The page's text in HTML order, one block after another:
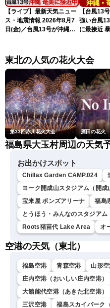
【ライブ】最新天気ニュー
ス・地震情報 2026年8月7
日(金)／台風13号が沖縄・
ュースLiVEコーヒータイ
ム・江川清音／有賀哲夫〉
【台風13
強い台風
に最接近
東北の人気の花火大会
第33回赤川花火大会 酒田の花火
福島県大玉村周辺の天気
お出かけスポット
Chillax Garden CAMP.024
ヨーク開成山スタジアム（開成
宝来屋 ボンズアリーナ
福島
とうほう・みんなのスタジアム
Roots猪苗代 Lake Area
オ
空港の天気（東北）
福島空港 青森空港
山形空
庄内空港（おいしい庄内空港）
大館能代空港（あきた北空港）
三沢空港
福島スカイパーク